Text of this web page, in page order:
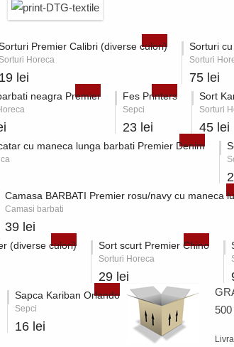
Premier Calibri (diverse culori)
Sorturi Horeca
19 lei
Sorturi
Sorturi
75 lei
neagra Premier Fes Printers
Sepci
23 lei
Sort
Sorturi
45 lei
cu maneca lunga barbati Premier Denim
Camasa BARBATI Premier rosu/navy cu maneca
Camasi barbati
39 lei
(diverse culori) Sort scurt Premier Chino
Sorturi Horeca
29 lei
Sapca Kariban Orlando
Sepci
16 lei
500